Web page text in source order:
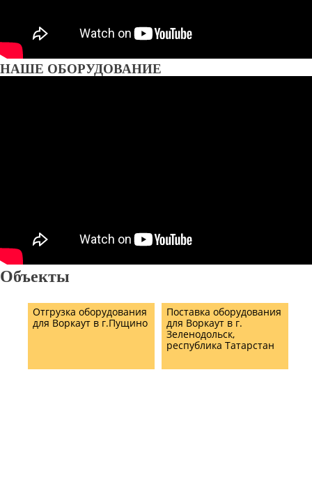
НАШЕ ОБОРУДОВАНИЕ
Объекты
Отгрузка оборудования
для Воркаут в г.Пущино
Поставка оборудования
для Воркаут в г.
Зеленодольск,
республика Татарстан